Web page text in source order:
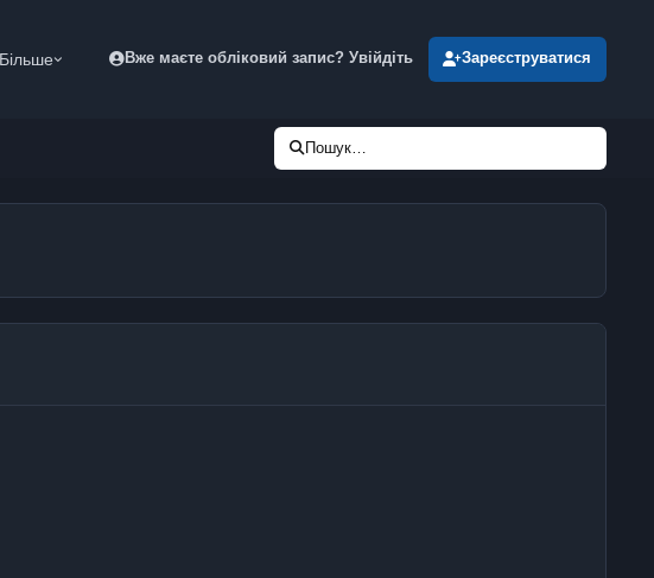
Більше Вже маєте обліковий запис? Увійдіть Зареєструватися
Пошук…